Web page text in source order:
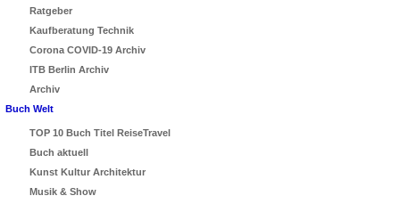
Ratgeber
Kaufberatung Technik
Corona COVID-19 Archiv
ITB Berlin Archiv
Archiv
Buch Welt
TOP 10 Buch Titel ReiseTravel
Buch aktuell
Kunst Kultur Architektur
Musik & Show